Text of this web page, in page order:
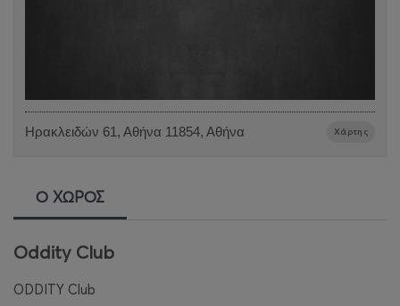
Ηρακλειδών 61, Αθήνα 11854, Αθήνα Χάρτης
Ο ΧΩΡΟΣ
Oddity Club
ODDITY Club